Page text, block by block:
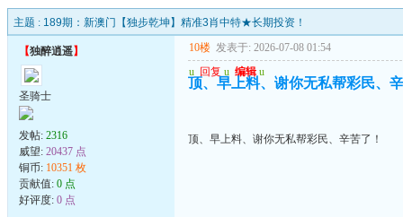
主题 : 189期：新澳门【独步乾坤】精准3肖中特★长期投资！
【独醉逍遥】
圣骑士
发帖: 2316
威望: 20437 点
铜币: 10351 枚
贡献值: 0 点
好评度: 0 点
10楼 发表于: 2026-07-08 01:54
u 回复 u 编辑 u
顶、早上料、谢你无私帮彩民、
顶、早上料、谢你无私帮彩民、辛苦了！